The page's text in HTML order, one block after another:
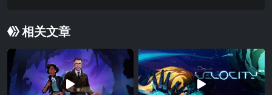
相关文章